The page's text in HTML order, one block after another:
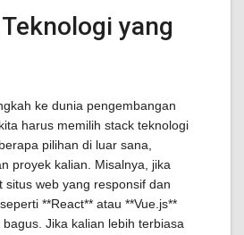
yang
ke dunia pengembangan
harus memilih stack teknologi
pilihan di luar sana,
proyek kalian. Misalnya, jika
situs web yang responsif dan
**React** atau **Vue.js**
Jika kalian lebih terbiasa